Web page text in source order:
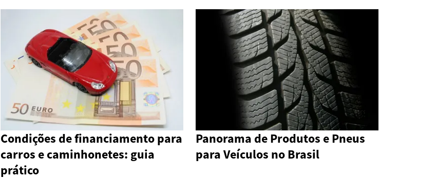
Condições de financiamento para
carros e caminhonetes: guia
prático
Panorama de Produtos e Pneus
para Veículos no Brasil